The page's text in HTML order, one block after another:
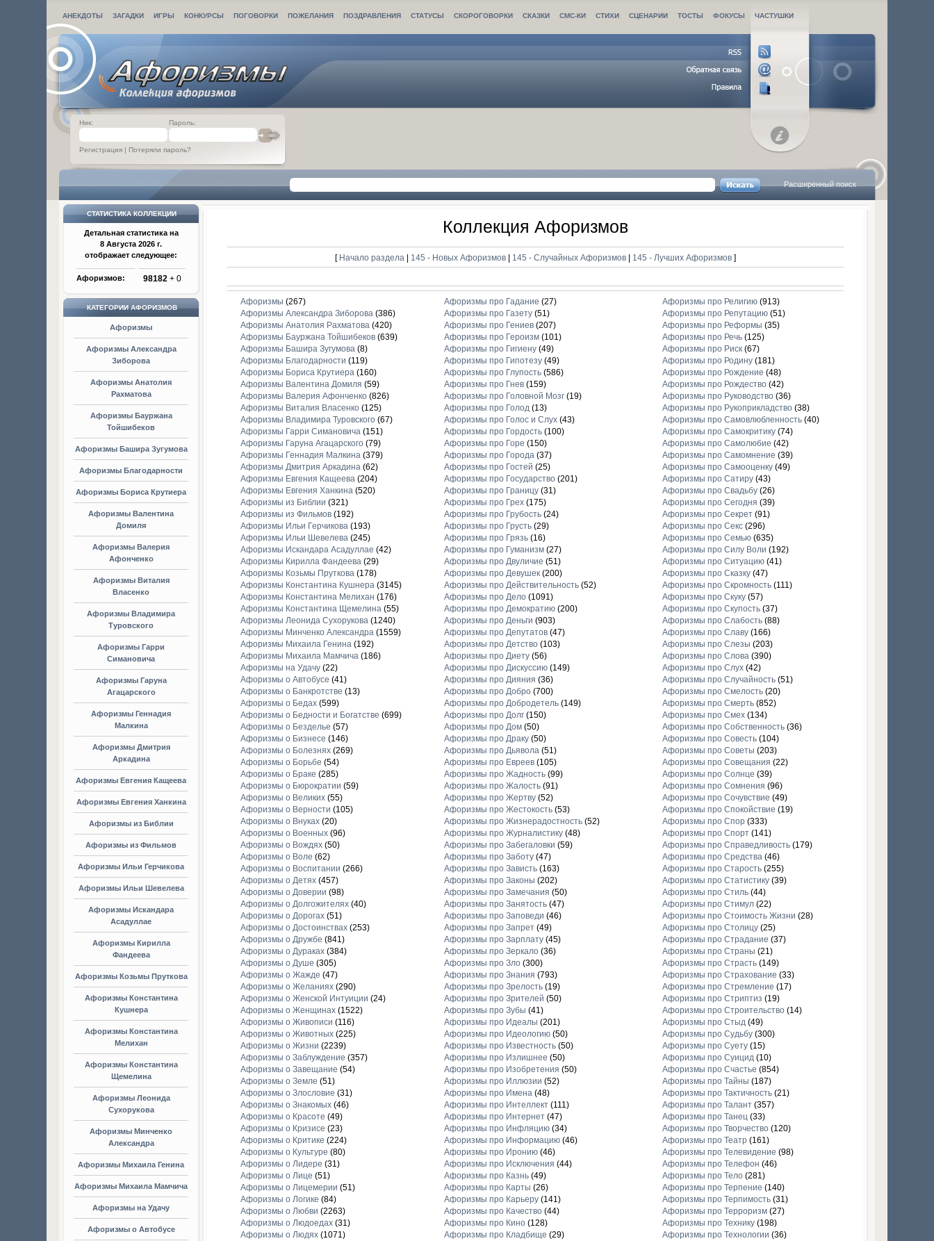
АНЕКДОТЫ ЗАГАДКИ ИГРЫ КОНКУРСЫ ПОГОВОРКИ ПОЖЕЛАНИЯ ПОЗДРАВЛЕНИЯ СТАТУСЫ СКОРОГОВОРКИ СКАЗКИ СМС-КИ СТИХИ СЦЕНАРИИ ТОСТЫ ФОКУСЫ ЧАСТУШКИ
Ник: Пароль:
Регистрация | Потеряли пароль?
Расширенный поиск
СТАТИСТИКА КОЛЛЕКЦИИ
Детальная статистика на
8 Августа 2026 г.
отображает следующее:
Афоризмов: 98182+ 0
КАТЕГОРИИ АФОРИЗМОВ
Афоризмы
Афоризмы Александра
Зиборова
Афоризмы Анатолия
Рахматова
Афоризмы Бауржана
Тойшибеков
Афоризмы Башира Зугумова
Афоризмы Благодарности
Афоризмы Бориса Крутиера
Афоризмы Валентина
Домиля
Афоризмы Валерия
Афонченко
Афоризмы Виталия
Власенко
Афоризмы Владимира
Туровского
Афоризмы Гарри
Симановича
Афоризмы Гаруна
Агацарского
Афоризмы Геннадия
Малкина
Афоризмы Дмитрия
Аркадина
Афоризмы Евгения Кащеева
Афоризмы Евгения Ханкина
Афоризмы из Библии
Афоризмы из Фильмов
Афоризмы Ильи Герчикова
Афоризмы Ильи Шевелева
Афоризмы Искандара
Асадуллае
Афоризмы Кирилла
Фандеева
Афоризмы Козьмы Пруткова
Афоризмы Константина
Кушнера
Афоризмы Константина
Мелихан
Афоризмы Константина
Щемелина
Афоризмы Леонида
Сухорукова
Афоризмы Минченко
Александра
Афоризмы Михаила Генина
Афоризмы Михаила Мамчича
Афоризмы на Удачу
Афоризмы о Автобусе
Коллекция Афоризмов
[ Начало раздела | 145 - Новых Афоризмов | 145 - Случайных Афоризмов | 145 - Лучших Афоризмов]
Афоризмы (267)
Афоризмы Александра Зиборова(386)
Афоризмы Анатолия Рахматова(420)
Афоризмы Бауржана Тойшибеков(639)
Афоризмы Башира Зугумова(8)
Афоризмы Благодарности (119)
Афоризмы Бориса Крутиера(160)
Афоризмы Валентина Домиля (59)
Афоризмы Валерия Афонченко(826)
Афоризмы Виталия Власенко(125)
Афоризмы Владимира Туровского(67)
Афоризмы Гарри Симановича(151)
Афоризмы Гаруна Агацарского(79)
Афоризмы Геннадия Малкина(379)
Афоризмы Дмитрия Аркадина(62)
Афоризмы Евгения Кащеева(204)
Афоризмы Евгения Ханкина(520)
Афоризмы из Библии (321)
Афоризмы из Фильмов(192)
Афоризмы Ильи Герчикова(193)
Афоризмы Ильи Шевелева(245)
Афоризмы Искандара Асадуллае (42)
Афоризмы Кирилла Фандеева(29)
Афоризмы Козьмы Пруткова(178)
Афоризмы Константина Кушнера(3145)
Афоризмы Константина Мелихан (176)
Афоризмы Константина Щемелина(55)
Афоризмы Леонида Сухорукова(1240)
Афоризмы Минченко Александра(1559)
Афоризмы Михаила Генина(192)
Афоризмы Михаила Мамчича(186)
Афоризмы на Удачу(22)
Афоризмы о Автобусе (41)
Афоризмы о Банкротстве (13)
Афоризмы о Бедах(599)
Афоризмы о Бедности и Богатстве (699)
Афоризмы о Безделье (57)
Афоризмы о Бизнесе (146)
Афоризмы о Болезнях(269)
Афоризмы о Борьбе (54)
Афоризмы о Браке (285)
Афоризмы о Бюрократии (59)
Афоризмы о Великих(55)
Афоризмы о Верности (105)
Афоризмы о Внуках(20)
Афоризмы о Военных(96)
Афоризмы о Вождях(50)
Афоризмы о Воле (62)
Афоризмы о Воспитании (266)
Афоризмы о Детях(457)
Афоризмы о Доверии (98)
Афоризмы о Долгожителях(40)
Афоризмы о Дорогах(51)
Афоризмы о Достоинствах(253)
Афоризмы о Дружбе (841)
Афоризмы о Дураках(384)
Афоризмы о Душе (305)
Афоризмы о Жажде (47)
Афоризмы о Желаниях(290)
Афоризмы о Женской Интуиции (24)
Афоризмы о Женщинах(1522)
Афоризмы о Живописи (116)
Афоризмы о Животных(225)
Афоризмы о Жизни (2239)
Афоризмы о Заблуждение (357)
Афоризмы о Завещание (54)
Афоризмы о Земле (51)
Афоризмы о Злословие (31)
Афоризмы о Знакомых(46)
Афоризмы о Красоте (49)
Афоризмы о Кризисе (23)
Афоризмы о Критике (224)
Афоризмы о Культуре (80)
Афоризмы о Лидере (31)
Афоризмы о Лице (51)
Афоризмы о Лицемерии (51)
Афоризмы о Логике (84)
Афоризмы о Любви (2263)
Афоризмы о Людоедах(31)
Афоризмы о Людях(1071)
Афоризмы про Гадание (27)
Афоризмы про Газету(51)
Афоризмы про Гениев(207)
Афоризмы про Героизм(101)
Афоризмы про Гигиену(49)
Афоризмы про Гипотезу(49)
Афоризмы про Глупость(586)
Афоризмы про Гнев(159)
Афоризмы про Головной Мозг(19)
Афоризмы про Голод(13)
Афоризмы про Голос и Слух(43)
Афоризмы про Гордость(100)
Афоризмы про Горе (150)
Афоризмы про Города(37)
Афоризмы про Гостей (25)
Афоризмы про Государство(201)
Афоризмы про Границу(31)
Афоризмы про Грех(175)
Афоризмы про Грубость(24)
Афоризмы про Грусть(29)
Афоризмы про Грязь(16)
Афоризмы про Гуманизм(27)
Афоризмы про Двуличие (51)
Афоризмы про Девушек(200)
Афоризмы про Действительность(52)
Афоризмы про Дело(1091)
Афоризмы про Демократию(200)
Афоризмы про Деньги (903)
Афоризмы про Депутатов(47)
Афоризмы про Детство(103)
Афоризмы про Диету(56)
Афоризмы про Дискуссию(149)
Афоризмы про Дияния (36)
Афоризмы про Добро(700)
Афоризмы про Добродетель(149)
Афоризмы про Долг(150)
Афоризмы про Дом(50)
Афоризмы про Драку(50)
Афоризмы про Дьявола(51)
Афоризмы про Евреев(105)
Афоризмы про Жадность(99)
Афоризмы про Жалость(91)
Афоризмы про Жертву(52)
Афоризмы про Жестокость(53)
Афоризмы про Жизнерадостность(52)
Афоризмы про Журналистику(48)
Афоризмы про Забегаловки (59)
Афоризмы про Заботу(47)
Афоризмы про Зависть(163)
Афоризмы про Законы (202)
Афоризмы про Замечания (50)
Афоризмы про Занятость(47)
Афоризмы про Заповеди (46)
Афоризмы про Запрет(49)
Афоризмы про Зарплату(45)
Афоризмы про Зеркало(36)
Афоризмы про Зло(300)
Афоризмы про Знания (793)
Афоризмы про Зрелость(19)
Афоризмы про Зрителей (50)
Афоризмы про Зубы (41)
Афоризмы про Идеалы (201)
Афоризмы про Идеологию(50)
Афоризмы про Известность(50)
Афоризмы про Излишнее (50)
Афоризмы про Изобретения (50)
Афоризмы про Иллюзии (52)
Афоризмы про Имена(48)
Афоризмы про Интеллект(111)
Афоризмы про Интернет(47)
Афоризмы про Инфляцию(34)
Афоризмы про Информацию(46)
Афоризмы про Иронию(46)
Афоризмы про Исключения (44)
Афоризмы про Казнь(49)
Афоризмы про Карты (26)
Афоризмы про Карьеру(141)
Афоризмы про Качество(44)
Афоризмы про Кино(128)
Афоризмы про Кладбище (29)
Афоризмы про Религию(913)
Афоризмы про Репутацию(51)
Афоризмы про Реформы (35)
Афоризмы про Речь(125)
Афоризмы про Риск(67)
Афоризмы про Родину(181)
Афоризмы про Рождение (48)
Афоризмы про Рождество(42)
Афоризмы про Руководство(36)
Афоризмы про Рукоприкладство(38)
Афоризмы про Самовлюбленность(40)
Афоризмы про Самокритику(74)
Афоризмы про Самолюбие (42)
Афоризмы про Самомнение (39)
Афоризмы про Самооценку(49)
Афоризмы про Сатиру(43)
Афоризмы про Свадьбу(26)
Афоризмы про Сегодня (39)
Афоризмы про Секрет(91)
Афоризмы про Секс(296)
Афоризмы про Семью(635)
Афоризмы про Силу Воли (192)
Афоризмы про Ситуацию(41)
Афоризмы про Сказку(47)
Афоризмы про Скромность(111)
Афоризмы про Скуку(57)
Афоризмы про Скупость(37)
Афоризмы про Слабость(88)
Афоризмы про Славу(166)
Афоризмы про Слезы (203)
Афоризмы про Слова(390)
Афоризмы про Слух(42)
Афоризмы про Случайность(51)
Афоризмы про Смелость(20)
Афоризмы про Смерть(852)
Афоризмы про Смех(134)
Афоризмы про Собственность(36)
Афоризмы про Совесть(104)
Афоризмы про Советы (203)
Афоризмы про Совещания (22)
Афоризмы про Солнце (39)
Афоризмы про Сомнения (96)
Афоризмы про Сочувствие (49)
Афоризмы про Спокойствие (19)
Афоризмы про Спор(333)
Афоризмы про Спорт(141)
Афоризмы про Справедливость(179)
Афоризмы про Средства(46)
Афоризмы про Старость(255)
Афоризмы про Статистику(39)
Афоризмы про Стиль(44)
Афоризмы про Стимул(22)
Афоризмы про Стоимость Жизни (28)
Афоризмы про Столицу(25)
Афоризмы про Страдание (37)
Афоризмы про Страны (21)
Афоризмы про Страсть(149)
Афоризмы про Страхование (33)
Афоризмы про Стремление (17)
Афоризмы про Стриптиз (19)
Афоризмы про Строительство(14)
Афоризмы про Стыд(49)
Афоризмы про Судьбу(300)
Афоризмы про Суету(15)
Афоризмы про Суицид(10)
Афоризмы про Счастье (854)
Афоризмы про Тайны (187)
Афоризмы про Тактичность(21)
Афоризмы про Талант(357)
Афоризмы про Танец(33)
Афоризмы про Творчество(120)
Афоризмы про Театр(161)
Афоризмы про Телевидение (98)
Афоризмы про Телефон (46)
Афоризмы про Тело(281)
Афоризмы про Терпение (140)
Афоризмы про Терпимость(31)
Афоризмы про Терроризм(27)
Афоризмы про Технику(198)
Афоризмы про Технологии (36)